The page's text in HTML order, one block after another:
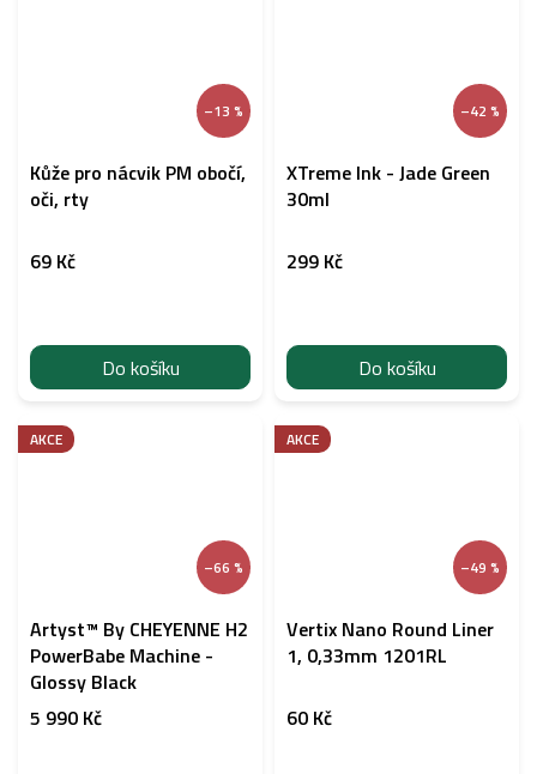
–13 %
Kůže pro nácvik PM obočí,
oči, rty
69 Kč
Do košíku
–42 %
XTreme Ink - Jade Green
30ml
299 Kč
Do košíku
AKCE
–66 %
Artyst™ By CHEYENNE H2
PowerBabe Machine -
Glossy Black
5 990 Kč
AKCE
–49 %
Vertix Nano Round Liner
1, 0,33mm 1201RL
60 Kč